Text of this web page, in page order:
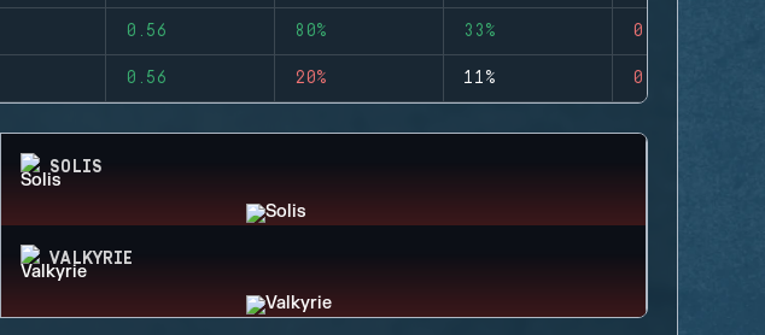
0.56 80% 33% 0
0.56 20% 11% 0
SOLIS
VALKYRIE